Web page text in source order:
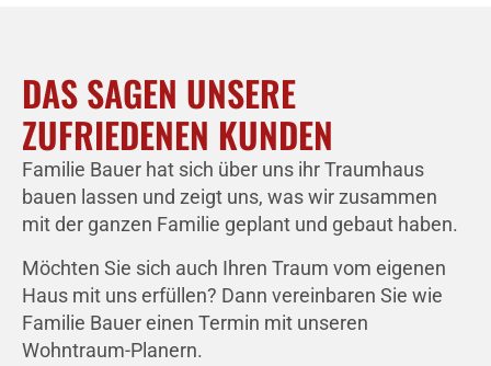
DAS SAGEN UNSERE
ZUFRIEDENEN KUNDEN
Familie Bauer hat sich über uns ihr Traumhaus
bauen lassen und zeigt uns, was wir zusammen
mit der ganzen Familie geplant und gebaut haben.
Möchten Sie sich auch Ihren Traum vom eigenen
Haus mit uns erfüllen? Dann vereinbaren Sie wie
Familie Bauer einen Termin mit unseren
Wohntraum-Planern.